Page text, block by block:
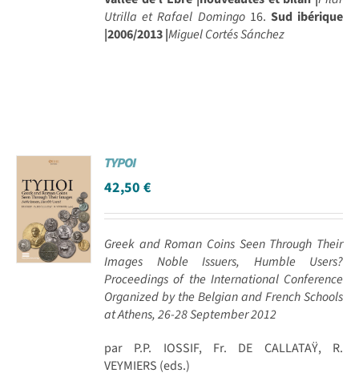
Utrilla et Rafael Domingo16. Sud ibérique
|2006/2013 |Miguel Cortés Sánchez
TYPOI
42,50€
Greek and Roman Coins Seen Through Their
Images Noble Issuers, Humble Users?
Proceedings of the International Conference
Organized by the Belgian and French Schools
at Athens, 26-28 September 2012
par P.P. IOSSIF, Fr. DE CALLATAŸ, R.
VEYMIERS (eds.)